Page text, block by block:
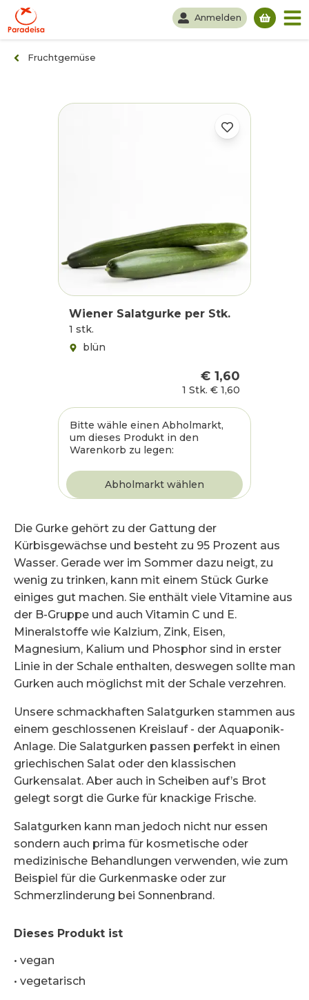
Anmelden
Fruchtgemüse
Wiener Salatgurke per Stk.
1 stk.
blün
€ 1,60
1 Stk. € 1,60
Bitte wähle einen Abholmarkt,
um dieses Produkt in den
Warenkorb zu legen:
Die Gurke gehört zu der Gattung der
Kürbisgewächse und besteht zu 95 Prozent aus
Wasser. Gerade wer im Sommer dazu neigt, zu
wenig zu trinken, kann mit einem Stück Gurke
einiges gut machen. Sie enthält viele Vitamine aus
der B-Gruppe und auch Vitamin C und E.
Mineralstoffe wie Kalzium, Zink, Eisen,
Magnesium, Kalium und Phosphor sind in erster
Linie in der Schale enthalten, deswegen sollte man
Gurken auch möglichst mit der Schale verzehren.
Unsere schmackhaften Salatgurken stammen aus
einem geschlossenen Kreislauf - der Aquaponik-
Anlage. Die Salatgurken passen perfekt in einen
griechischen Salat oder den klassischen
Gurkensalat. Aber auch in Scheiben auf’s Brot
gelegt sorgt die Gurke für knackige Frische.
Salatgurken kann man jedoch nicht nur essen
sondern auch prima für kosmetische oder
medizinische Behandlungen verwenden, wie zum
Beispiel für die Gurkenmaske oder zur
Schmerzlinderung bei Sonnenbrand.
Dieses Produkt ist
• vegan
• vegetarisch